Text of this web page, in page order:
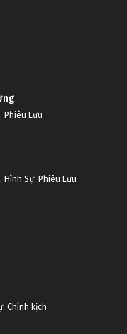
, Phiêu Lưu
, Hình Sự, Phiêu Lưu
, Chính kịch